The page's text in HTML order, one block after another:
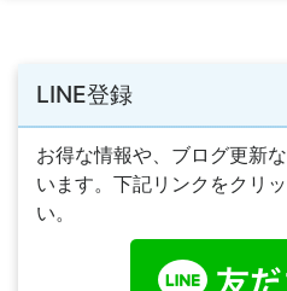
LINE登録
お得な情報や、ブログ更新
います。下記リンクをクリ
い。